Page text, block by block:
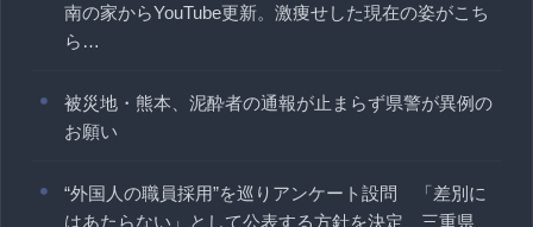
南の家からYouTube更新。激痩せした現在の姿がこち
ら…
被災地・熊本、泥酔者の通報が止まらず県警が異例の
お願い
“外国人の職員採用”を巡りアンケート設問 「差別に
はあたらない」として公表する方針を決定 三重県